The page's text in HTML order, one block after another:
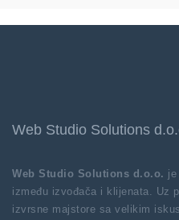
Web Studio Solutions
Web Studio Solutions d.o.o.
između izvođača i klijenata. Uz
izvrsne majstore sa velikim